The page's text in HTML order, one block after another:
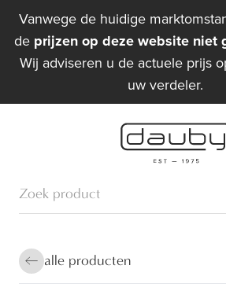
Vanwege de huidige
de prijzen op deze website niet
Wij adviseren u de actuele prijs
uw verdeler.
alle producten